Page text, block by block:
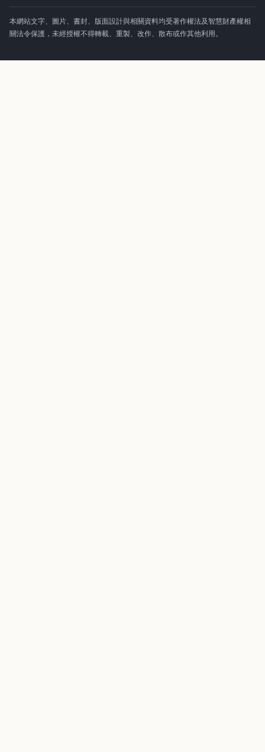
本網站文字、圖片、書封、版面設計與相關資料均受著作權法及智慧財產權相
關法令保護，未經授權不得轉載、重製、改作、散布或作其他利用。